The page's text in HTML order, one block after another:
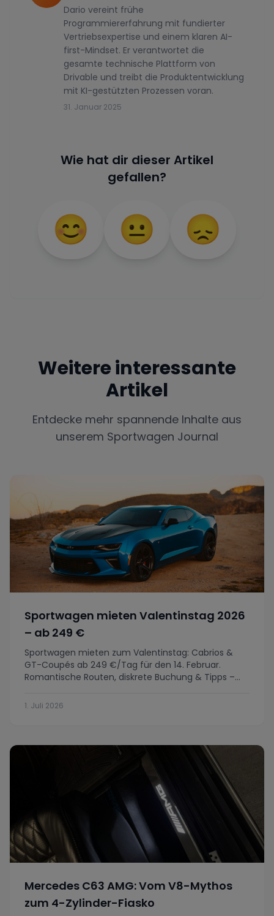
Dario vereint frühe
Programmiererfahrung mit fundierter
Vertriebsexpertise und einem klaren AI-
first-Mindset. Er verantwortet die
gesamte technische Plattform von
Drivable und treibt die Produktentwicklung
mit KI-gestützten Prozessen voran.
31. Januar 2025
Wie hat dir dieser Artikel
gefallen?
😊 😐 😞
Weitere interessante
Artikel
Entdecke mehr spannende Inhalte aus
unserem Sportwagen Journal
Sportwagen mieten Valentinstag 2026
– ab 249 €
Sportwagen mieten zum Valentinstag: Cabrios &
GT-Coupés ab 249 €/Tag für den 14. Februar.
Romantische Routen, diskrete Buchung & Tipps –
1. Juli 2026
Mercedes C63 AMG: Vom V8-Mythos
zum 4-Zylinder-Fiasko